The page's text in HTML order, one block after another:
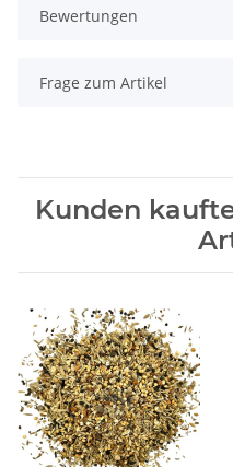
Bewertungen
Frage zum Artikel
Kunden